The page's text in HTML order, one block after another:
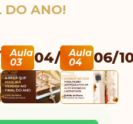
DO ANO!
Aula
03
04/10Aula
04
06/